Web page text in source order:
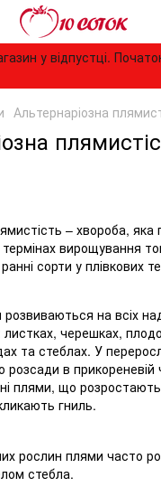
у відпустці.
Альтернаріозна
– хвороба,
вирощування
сорти у плівкових
на всіх
черешках,
та стеблах. У
в прикореневій
плями, що
гниль.
рослин плями часто
стебла.